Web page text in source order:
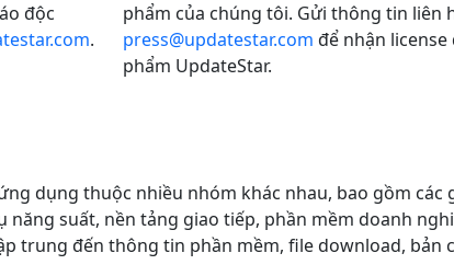
độc
.
phẩm của chúng tôi. Gửi thông tin liên
press@updatestar.com để nhận
phẩm UpdateStar.
dụng thuộc nhiều nhóm khác nhau, bao gồm
suất, nền tảng giao tiếp, phần mềm doanh
trung đến thông tin phần mềm, file download, bản